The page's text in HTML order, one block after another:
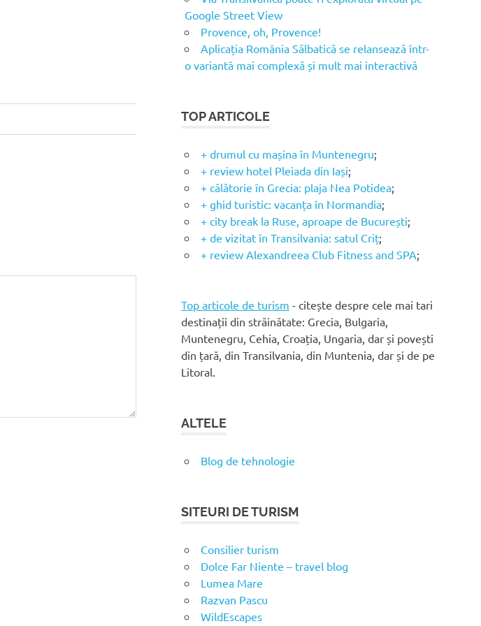
Google Street View
Provence, oh, Provence!
Aplicația România Sălbatică se relansează într-
o variantă mai complexă și mult mai interactivă
TOP ARTICOLE
+ drumul cu mașina în Muntenegru;
+ review hotel Pleiada din Iași;
+ călătorie în Grecia: plaja Nea Potidea;
+ ghid turistic: vacanța în Normandia;
+ city break la Ruse, aproape de București;
+ de vizitat în Transilvania: satul Criț;
+ review Alexandreea Club Fitness and SPA;
Top articole de turism - citește despre cele mai tari
destinații din străinătate: Grecia, Bulgaria,
Muntenegru, Cehia, Croația, Ungaria, dar și povești
din țară, din Transilvania, din Muntenia, dar și de pe
Litoral.
ALTELE
Blog de tehnologie
SITEURI DE TURISM
Consilier turism
Dolce Far Niente – travel blog
Lumea Mare
Razvan Pascu
WildEscapes